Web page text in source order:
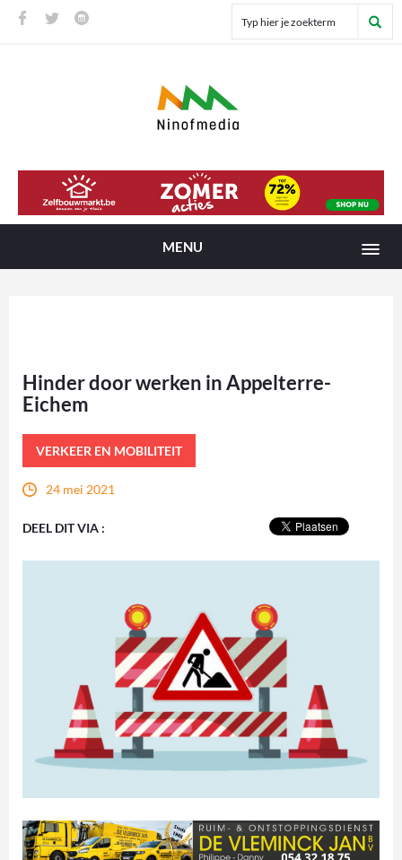
MENU
Hinder door werken in Appelterre-
Eichem
VERKEER EN MOBILITEIT
24 mei 2021
DEEL DIT VIA :